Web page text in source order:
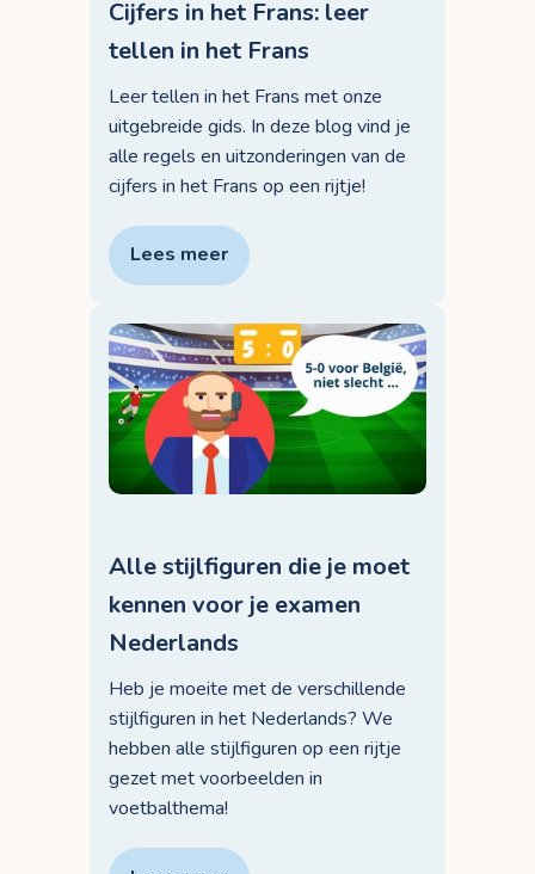
Cijfers in het Frans: leer
tellen in het Frans
Leer tellen in het Frans met onze
uitgebreide gids. In deze blog vind je
alle regels en uitzonderingen van de
cijfers in het Frans op een rijtje!
Lees meer
Alle stijlfiguren die je moet
kennen voor je examen
Nederlands
Heb je moeite met de verschillende
stijlfiguren in het Nederlands? We
hebben alle stijlfiguren op een rijtje
gezet met voorbeelden in
voetbalthema!